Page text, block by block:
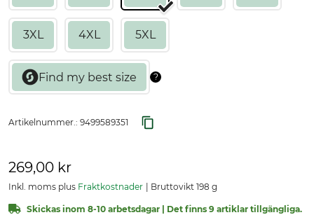
3XL 4XL 5XL
Artikelnummer.: 9499589351
269,00 kr
Inkl. moms plus Fraktkostnader Bruttovikt 198 g
Skickas inom 8-10 arbetsdagar | Det finns 9 artiklar tillgängliga.